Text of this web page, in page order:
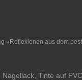
«Reflexionen aus dem
Tinte auf